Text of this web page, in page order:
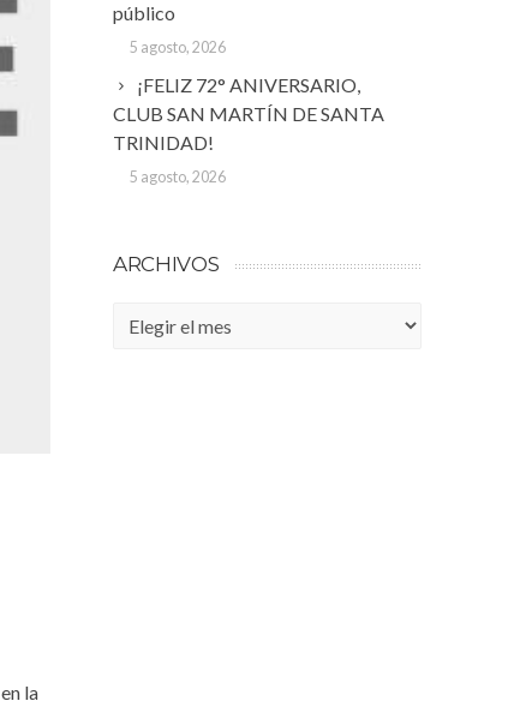
la
público
5 agosto, 2026
¡FELIZ 72° ANIVERSARIO,
CLUB SAN MARTÍN DE SANTA
TRINIDAD!
5 agosto, 2026
ARCHIVOS
Archivos